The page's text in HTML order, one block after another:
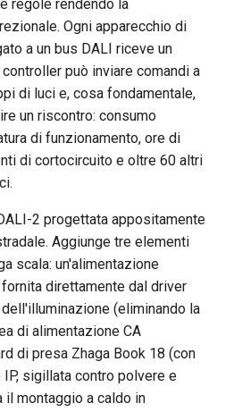
regole rendendo la
Ogni apparecchio di
a un bus DALI riceve un
può inviare comandi a
di luci e, cosa fondamentale,
un riscontro: consumo
di funzionamento, ore di
di cortocircuito e oltre 60 altri
2 progettata appositamente
Aggiunge tre elementi
scala: un'alimentazione
direttamente dal driver
(eliminando la
di alimentazione CA
di presa Zhaga Book 18 (con
sigillata contro polvere e
il montaggio a caldo in